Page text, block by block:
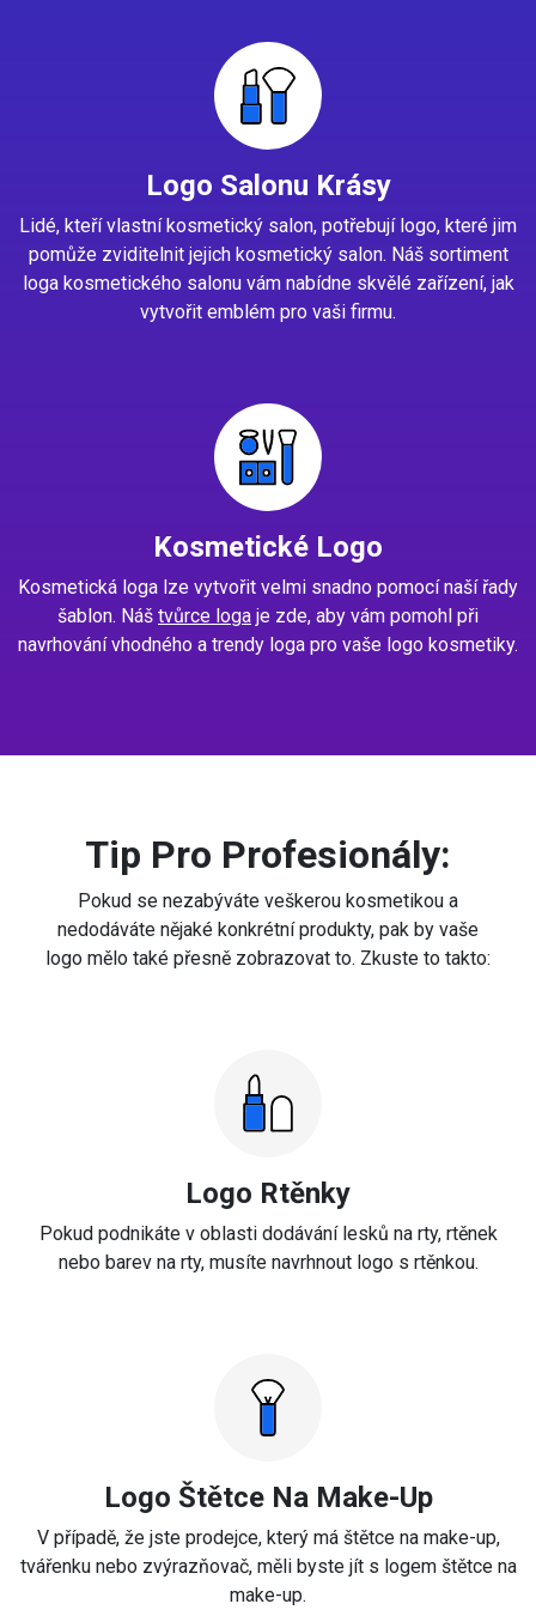
Logo Salonu Krásy
Lidé, kteří vlastní kosmetický salon, potřebují logo, které jim
pomůže zviditelnit jejich kosmetický salon. Náš sortiment
loga kosmetického salonu vám nabídne skvělé zařízení, jak
vytvořit emblém pro vaši firmu.
Kosmetické Logo
Kosmetická loga lze vytvořit velmi snadno pomocí naší řady
šablon. Náš tvůrce loga je zde, aby vám pomohl při
navrhování vhodného a trendy loga pro vaše logo kosmetiky.
Tip Pro Profesionály:
Pokud se nezabýváte veškerou kosmetikou a
nedodáváte nějaké konkrétní produkty, pak by vaše
logo mělo také přesně zobrazovat to. Zkuste to takto:
Logo Rtěnky
Pokud podnikáte v oblasti dodávání lesků na rty, rtěnek
nebo barev na rty, musíte navrhnout logo s rtěnkou.
Logo Štětce Na Make-Up
V případě, že jste prodejce, který má štětce na make-up,
tvářenku nebo zvýrazňovač, měli byste jít s logem štětce na
make-up.